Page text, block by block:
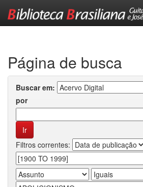
Página de busca
Buscar em:
por
Filtros correntes: